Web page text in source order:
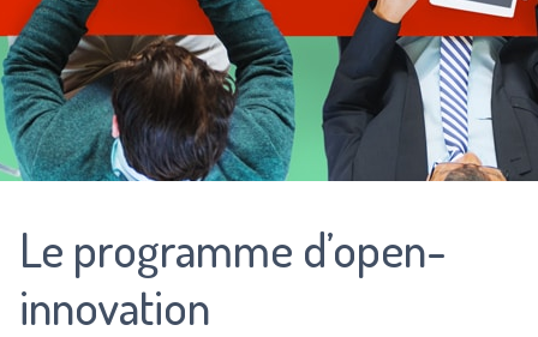
Le programme d’open-
innovation